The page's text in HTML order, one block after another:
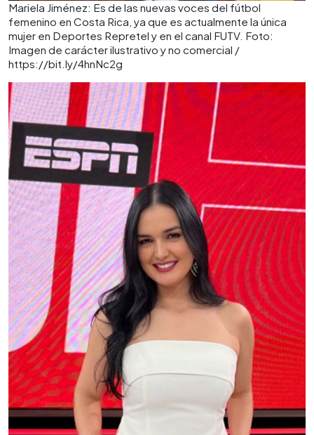
Mariela Jiménez: Es de las nuevas voces del fútbol
femenino en Costa Rica, ya que es actualmente la única
mujer en Deportes Repretel y en el canal FUTV. Foto:
Imagen de carácter ilustrativo y no comercial /
https://bit.ly/4hnNc2g